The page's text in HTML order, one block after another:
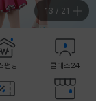
14 / 21
펀딩 클래스24